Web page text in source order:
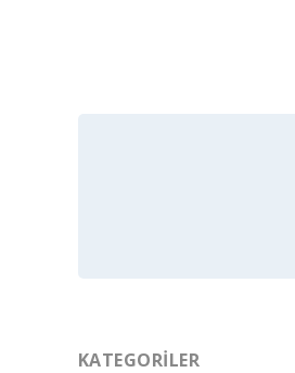
KATEGORILER